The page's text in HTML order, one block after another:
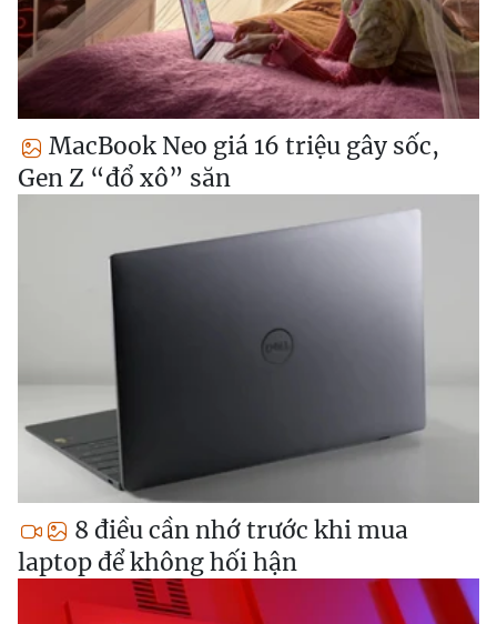
MacBook Neo giá 16 triệu gây sốc,
Gen Z “đổ xô” săn
8 điều cần nhớ trước khi mua
laptop để không hối hận